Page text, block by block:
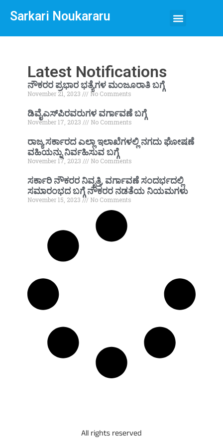
Sarkari Noukararu
Latest Notifications
ನೌಕರರ ಪ್ರಭಾರ ಭತ್ಯೆಗಳ ಮಂಜೂರಾತಿ ಬಗ್ಗೆ
November 21, 2023 No Comments
ಡಿವೈಎಸ್‌ಪಿರವರುಗಳ ವರ್ಗಾವಣೆ ಬಗ್ಗೆ
November 17, 2023 No Comments
ರಾಜ್ಯ ಸರ್ಕಾರದ ಎಲ್ಲಾ ಇಲಾಖೆಗಳಲ್ಲಿ ನಗದು ಘೋಷಣೆ
ವಹಿಯನ್ನು ನಿರ್ವಹಿಸುವ ಬಗ್ಗೆ
November 17, 2023 No Comments
ಸರ್ಕಾರಿ ನೌಕರರ ನಿವೃತ್ತಿ, ವರ್ಗಾವಣೆ ಸಂದರ್ಭದಲ್ಲಿ
ಸಮಾರಂಭದ ಬಗ್ಗೆ ನೌಕರರ ನಡತೆಯ ನಿಯಮಗಳು
November 15, 2023 No Comments
All rights reserved